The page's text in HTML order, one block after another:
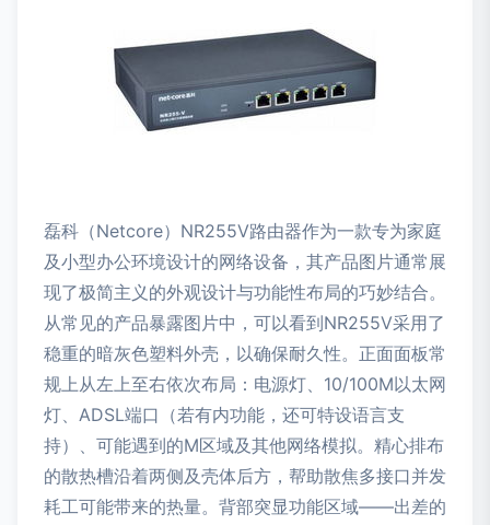
磊科（Netcore）NR255V路由器作为一款专为家庭
及小型办公环境设计的网络设备，其产品图片通常展
现了极简主义的外观设计与功能性布局的巧妙结合。
从常见的产品暴露图片中，可以看到NR255V采用了
稳重的暗灰色塑料外壳，以确保耐久性。正面面板常
规上从左上至右依次布局：电源灯、10/100M以太网
灯、ADSL端口（若有内功能，还可特设语言支
持）、可能遇到的M区域及其他网络模拟。精心排布
的散热槽沿着两侧及壳体后方，帮助散焦多接口并发
耗工可能带来的热量。背部突显功能区域――出差的